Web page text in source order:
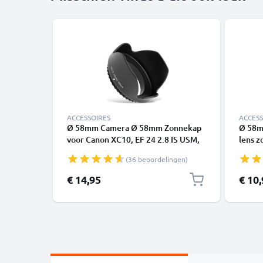
ACCESSOIRES
Ø 58mm Camera Ø 58mm Zonnekap
voor Canon XC10, EF 24 2.8 IS USM,
schroefdraad Tulp / Petal Zonnekap
van CELLONIC
(36 beoordelingen)
€ 14,95
Ø
lens
–
€